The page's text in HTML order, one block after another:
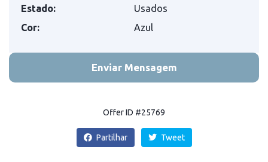
Estado:
Usados
Cor:
Azul
Enviar Mensagem
Offer ID #25769
Partilhar Tweet